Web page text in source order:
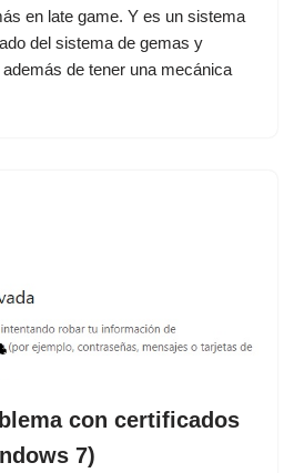
en late game. Y es un sistema
del sistema de gemas y
de tener una mecánica
con certificados
7)